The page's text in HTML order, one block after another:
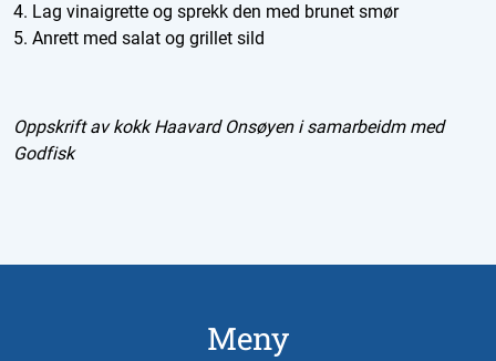
4. Lag vinaigrette og sprekk den med brunet smør
5. Anrett med salat og grillet sild
Oppskrift av kokk Haavard Onsøyen i samarbeidm med
Godfisk
Meny